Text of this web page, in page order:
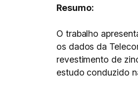
Resumo:
O trabalho
os dados da
revestimento de
estudo conduzido